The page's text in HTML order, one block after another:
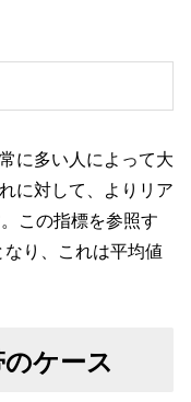
に多い人によって大
に対して、よりリア
この指標を参照す
り、これは平均値
ケース